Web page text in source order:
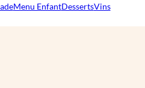
Menu EnfantDessertsVins